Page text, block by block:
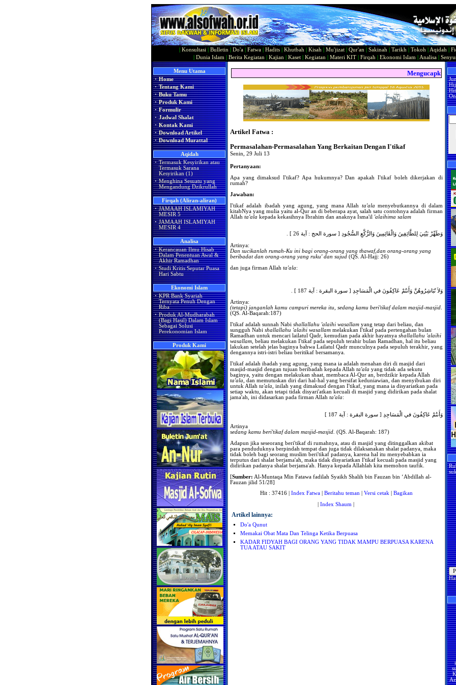
Konsultasi Bulletin Do'a Fatwa Hadits Khutbah Kisah Mu'jizat Qur'an Sakinah Tarikh Tokoh Aqidah
Dunia Islam Berita Kegiatan Kajian Kaset| Kegiatan Materi KIT| Firqah Ekonomi Islam Analisa|
Menu Utama
· Home
· Tentang Kami
· Buku Tamu
· Produk Kami
· Formulir
· Jadwal Shalat
· Kontak Kami
· Download Artikel
· Download Murattal
Aqidah
· Termasuk Kesyirikan atau
Termasuk Sarana
Kesyirikan (1)
· Menghina Sesuatu yang
Mengandung Dzikrullah
Firqah (Aliran-aliran)
· JAMAAH ISLAMIYAH
MESIR 5
· JAMAAH ISLAMIYAH
MESIR 4
Analisa
· Kerancauan Ilmu Hisab
Dalam Penentuan Awal &
Akhir Ramadhan
· Studi Kritis Seputar Puasa
Hari Sabtu
Ekonomi Islam
· KPR Bank Syariah
Ternyata Penuh Dengan
Riba
· Produk Al-Mudharabah
(Bagi Hasil) Dalam Islam
Sebagai Solusi
Perekonomian Islam
Produk Kami
Mengucapkan
Artikel Fatwa :
Permasalahan-Permasalahan Yang Berkaitan Dengan I'tikaf
Senin, 29 Juli 13
Pertanyaan:
Apa yang dimaksud I'tikaf? Apa hukumnya? Dan apakah I'tikaf boleh dikerjakan di
rumah?
Jawaban:
I'tikaf adalah ibadah yang agung, yang mana Allah
ta'ala menyebutkannya di dalam
kitabNya yang mulia yaitu al-Qur an di beberapa ayat, salah satu contohnya adalah firman
Allah ta'ala kepada kekasihnya Ibrahim dan anaknya Isma'il 'alaihima salam
وَطَهِّرْ بَيْتِيَ لِلطَّائِفِينَ وَالْقَائِمِينَ وَالرُّكَّعِ السُّجُودِ [ سورة الحج : آية 26 ] .
Artinya:
Dan sucikanlah rumah-Ku ini bagi orang-orang yang thawaf,dan orang-orang yang
beribadat dan orang-orang yang ruku' dan sujud (QS. Al-Hajj: 26)
dan juga firman Allah ta'ala:
وَلاَ تُبَاشِرُوهُنَّ وَأَنتُمْ عَاكِفُونَ في الْمَسَاجِدِ [ سورة البقرة : آية 187 ] .
Artinya:
(tetapi) janganlah kamu campuri mereka itu, sedang kamu beri'tikaf dalam masjid-masjid.
(QS. Al-Baqarah:187)
I'tikaf adalah sunnah Nabi shallallahu 'alaihi wasallam yang tetap dari beliau, dan
sungguh Nabi shallallahu 'alaihi wasallam melakukan I'tikaf pada pertengahan bulan
Ramadhan untuk mencari lailatul Qadr, kemudian pada akhir hayatnya shallallahu 'alaihi
wasallam, beliau melakukan I'tikaf pada sepuluh terahir bulan Ramadhan, hal itu beliau
lakukan setelah jelas baginya bahwa Lailatul Qadr munculnya pada sepuluh terakhir, yang
dengannya istri-istri beliau beritikaf bersamanya.
I'tikaf adalah ibadah yang agung, yang mana ia adalah menahan diri di masjid dari
masjid-masjid dengan tujuan beribadah kepada Allah ta'ala yang tidak ada sekutu
baginya, yaitu dengan melakukan shaat, membaca Al-Qur an, berdzikir kepada Allah
ta'ala, dan memutuskan diri dari hal-hal yang bersifat keduniawian, dan menyibukan diri
untuk Allah ta'ala, inilah yang dimaksud dengan I'tikaf, yang mana ia disyariatkan pada
setiap waktu, akan tetapi tidak disyari'atkan kecuali di masjid yang didirikan pada shalat
jama'ah, ini didasarkan pada firman Allah ta'ala:
وَأَنتُمْ عَاكِفُونَ في الْمَسَاجِدِ [ سورة البقرة : آية 187 ]
Artinya
sedang kamu beri'tikaf dalam masjid-masjid. (QS. Al-Baqarah: 187)
Adapun jika seseorang beri'tikaf di rumahnya, atau di masjid yang ditinggalkan akibat
para penduduknya berpindah tempat dan juga tidak dilaksanakan shalat padanya, maka
tidak boleh bagi seorang muslim beri'tikaf padanya, karena hal itu menyebabkan ia
terputus dari shalat berjama'ah, maka tidak disyariatkan I'tikaf kecuali pada masjid yang
didirikan padanya shalat berjama'ah. Hanya kepada Allahlah kita memohon taufik.
[Sumber: Al-Muntaqa Min Fatawa fadilah Syaikh Shalih bin Fauzan bin ‘Abdillah al-
Fauzan jilid 51/28]
Hit : 37416 | Index Fatwa Beritahu teman Versi cetak
Bagikan
Index Shaum
Artikel lainnya:
Do'a Qunut
Memakai Obat Mata Dan Telinga Ketika Berpuasa
KADAR FIDYAH BAGI ORANG YANG TIDAK MAMPU BERPUASA KARENA
TUA ATAU SAKIT